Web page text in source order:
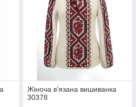
Жіноча в'язана вишиванка
30378